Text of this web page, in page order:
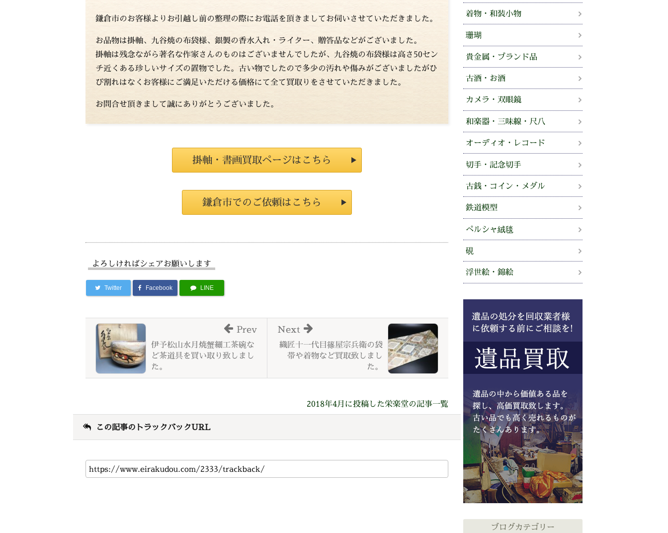
鎌倉市のお客様よりお引越し前の整理の際にお電話を頂きましてお伺いさせていただきました。
お品物は掛軸、九谷焼の布袋様、銀製の香水入れ・ライター、贈答品などがございました。
掛軸は残念ながら著名な作家さんのものはございませんでしたが、九谷焼の布袋様は高さ50セン
チ近くある珍しいサイズの置物でした。古い物でしたので多少の汚れや傷みがございましたがひ
び割れはなくお客様にご満足いただける価格にて全て買取りをさせていただきました。
お問合せ頂きまして誠にありがとうございました。
掛軸・書画買取ページはこちら
鎌倉市でのご依頼はこちら
よろしければシェアお願いします
Twitter Facebook LINE
織匠十一代目篠屋宗兵衛の袋
帯や着物など買取致しまし
た。
Next
伊予松山水月焼蟹細工茶碗な
ど茶道具を買い取り致しまし
た。
Prev
2018年4月に投稿した栄楽堂の記事一覧
この記事のトラックバックURL
着物・和装小物
珊瑚
貴金属・ブランド品
古酒・お酒
カメラ・双眼鏡
和楽器・三味線・尺八
オーディオ・レコード
切手・記念切手
古銭・コイン・メダル
鉄道模型
ペルシャ絨毯
硯
浮世絵・錦絵
ブログカテゴリー